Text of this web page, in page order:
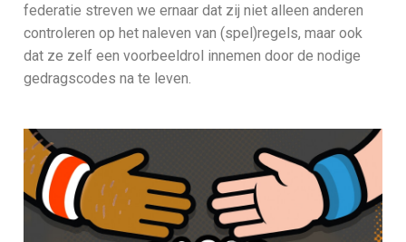
federatie streven we ernaar dat zij niet alleen anderen
controleren op het naleven van (spel)regels, maar ook
dat ze zelf een voorbeeldrol innemen door de nodige
gedragscodes na te leven.